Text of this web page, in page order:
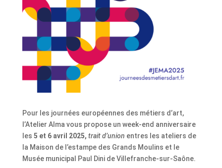
Pour les journées européennes des métiers d’art,
l’Atelier Alma vous propose un week-end anniversaire
les 5 et 6 avril 2025, trait d’union entres les ateliers de
la Maison de l’estampe des Grands Moulins et le
Musée municipal Paul Dini de Villefranche-sur-Saône.